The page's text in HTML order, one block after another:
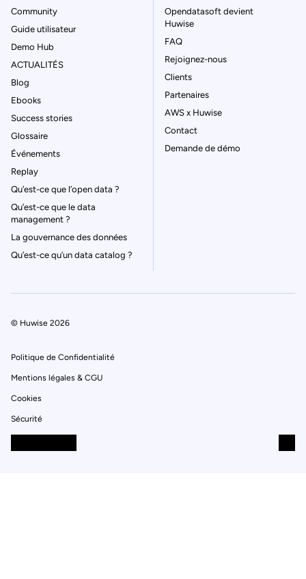
Community
Guide utilisateur
Demo Hub
ACTUALITÉS
Blog
Ebooks
Success stories
Glossaire
Événements
Replay
Qu’est-ce que l’open data ?
Qu’est-ce que le data
management ?
La gouvernance des données
Qu’est-ce qu’un data catalog ?
Opendatasoft devient
Huwise
FAQ
Rejoignez-nous
Clients
Partenaires
AWS x Huwise
Contact
Demande de démo
© Huwise 2026
Politique de Confidentialité
Mentions légales & CGU
Cookies
Sécurité